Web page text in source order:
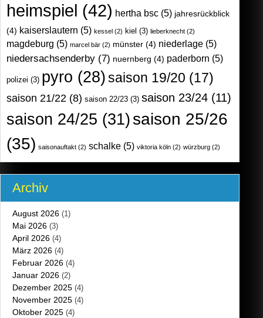
heimspiel (42) hertha bsc (5) jahresrückblick
(4) kaiserslautern (5) kessel (2) kiel (3) lieberknecht (2)
magdeburg (5) marcel bär (2) münster (4) niederlage (5)
niedersachsenderby (7) nuernberg (4) paderborn (5)
polizei (3) pyro (28)saison 19/20 (17)
saison 21/22 (8) saison 22/23 (3) saison 23/24 (11)
saison 24/25 (31)saison 25/26
(35) saisonauftakt (2) schalke (5) viktoria köln (2) würzburg (2)
Archiv
August 2026 (1)
Mai 2026 (3)
April 2026 (4)
März 2026 (4)
Februar 2026 (4)
Januar 2026 (2)
Dezember 2025 (4)
November 2025 (4)
Oktober 2025 (4)